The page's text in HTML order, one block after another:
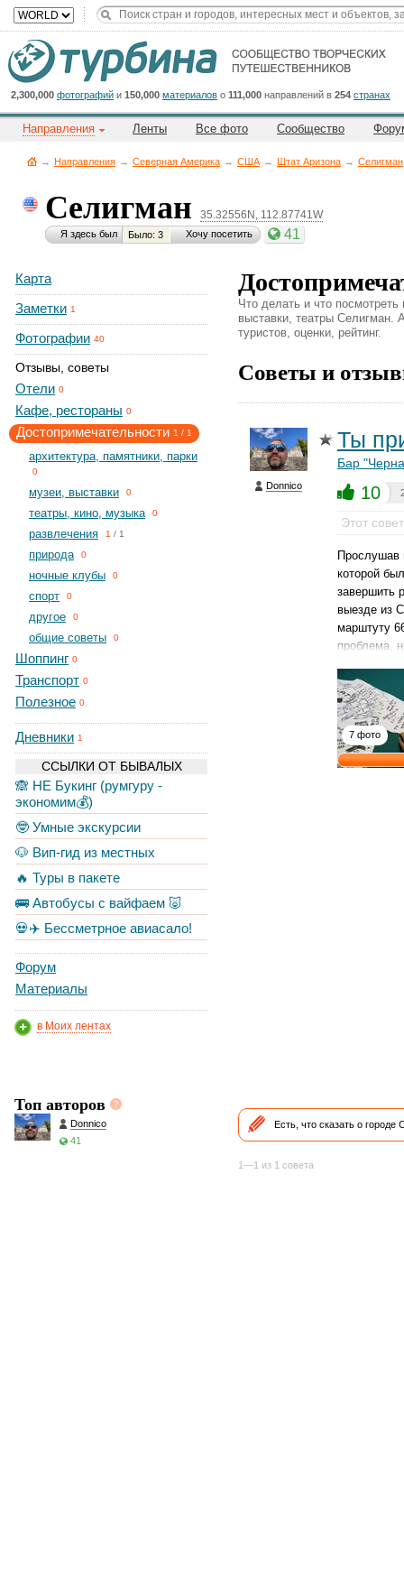
2,300,000 фотографий и 150,000 материалов о 111,000 направлений в 254 странах
Направления Ленты Все фото Сообщество
→ Направления → Северная Америка → CША → Штат Аризона → Селигман
Селигман 35.32556N, 112.87741W
Я здесь был Было: 3 Хочу посетить 41
Карта
Заметки 1
Фотографии 40
Отзывы, советы
Отели 0
Кафе, рестораны 0
Достопримечательности 1 / 1
архитектура, памятники, парки
0
музеи, выставки 0
театры, кино, музыка 0
развлечения 1 / 1
природа 0
ночные клубы 0
спорт 0
другое 0
общие советы 0
Шоппинг 0
Транспорт 0
Полезное 0
Дневники 1
ССЫЛКИ ОТ БЫВАЛЫХ
🙈 НЕ Букинг (румгуру -
экономим💰)
🤓 Умные экскурсии
🐶 Вип-гид из местных
🔥 Туры в пакете
🚌 Автобусы с вайфаем 🐷
💀✈️ Бессметрное авиасало!
Форум
Материалы
в Моих лентах
Топ авторов
Donnico
41
Что делать и что
выставки, театры Селигман.
туристов, оценки, рейтинг.
Советы и
Donnico
Ты
Бар
10
Этот
Прослушав
которой
завершить
выезде из
марштуту
проблема,
7 фото
Есть, что сказать о городе
1—1 из 1 совета
Cейчас
на
сайте:
Title
Button